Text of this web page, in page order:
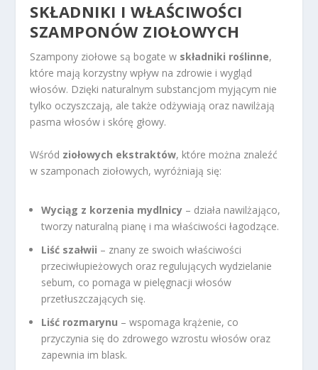
SKŁADNIKI I WŁAŚCIWOŚCI
SZAMPONÓW ZIOŁOWYCH
Szampony ziołowe są bogate w składniki roślinne,
które mają korzystny wpływ na zdrowie i wygląd
włosów. Dzięki naturalnym substancjom myjącym nie
tylko oczyszczają, ale także odżywiają oraz nawilżają
pasma włosów i skórę głowy.
Wśród ziołowych ekstraktów, które można znaleźć
w szamponach ziołowych, wyróżniają się:
Wyciąg z korzenia mydlnicy – działa nawilżająco,
tworzy naturalną pianę i ma właściwości łagodzące.
Liść szałwii – znany ze swoich właściwości
przeciwłupieżowych oraz regulujących wydzielanie
sebum, co pomaga w pielęgnacji włosów
przetłuszczających się.
Liść rozmarynu – wspomaga krążenie, co
przyczynia się do zdrowego wzrostu włosów oraz
zapewnia im blask.